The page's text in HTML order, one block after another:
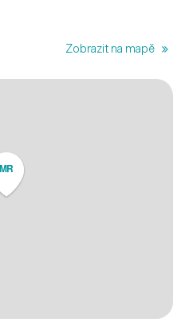
Zobrazit na mapě
MR